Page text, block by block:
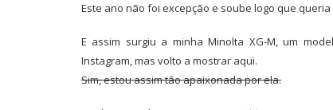
Este ano não foi excepção e soube logo que queria
E assim surgiu a minha Minolta XG-M, um
Instagram, mas volto a mostrar aqui.
Sim, estou assim tão apaixonada por ela.